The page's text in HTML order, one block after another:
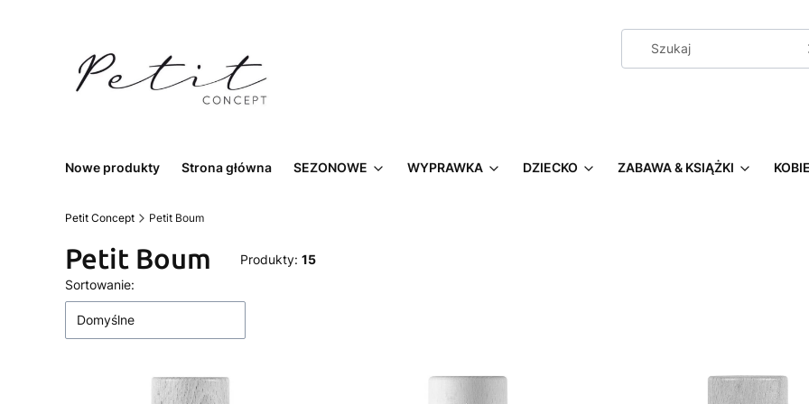
Nowe produkty Strona główna SEZONOWE WYPRAWKA DZIECKO ZABAWA & KSIĄŻKI
Petit Concept Petit Boum
Petit Boum Produkty: 15
Lista produktów
Sortowanie:
Domyślne